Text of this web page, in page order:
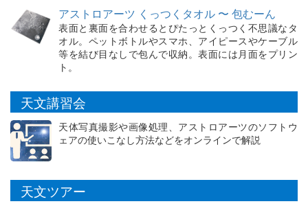
アストロアーツ くっつくタオル 〜 包むーん
表面と裏面を合わせるとぴたっとくっつく不思議なタ
オル。ペットボトルやスマホ、アイピースやケーブル
等を結び目なしで包んで収納。表面には月面をプリン
ト。
天文講習会
天体写真撮影や画像処理、アストロアーツのソフトウ
ェアの使いこなし方法などをオンラインで解説
天文ツアー